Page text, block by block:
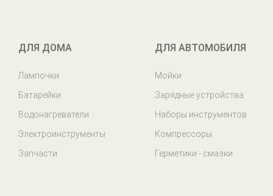
ДЛЯ ДОМА
Лампочки
Батарейки
Водонагреватели
Электроинструменты
Запчасти
ДЛЯ АВТОМОБИЛЯ
Мойки
Зарядные устройства
Наборы инструментов
Компрессоры
Герметики - смазки